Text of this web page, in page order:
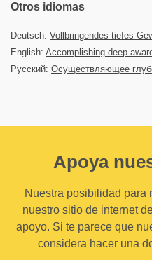
Otros idiomas
Deutsch: Vollbringendes tiefes
English: Accomplishing deep
Русский: Осуществляющее
Apoya
Nuestra posibilidad para
nuestro sitio de internet
apoyo. Si te parece que
considera hacer una